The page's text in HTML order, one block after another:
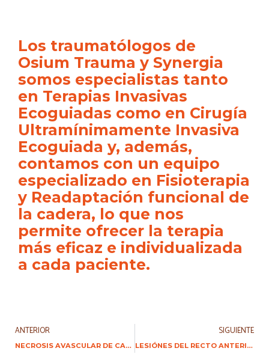
Los traumatólogos de
Osium Trauma y Synergia
somos especialistas tanto
en Terapias Invasivas
Ecoguiadas como en Cirugía
Ultramínimamente Invasiva
Ecoguiada y, además,
contamos con un equipo
especializado en Fisioterapia
y Readaptación funcional de
la cadera, lo que nos
permite ofrecer la terapia
más eficaz e individualizada
a cada paciente.
ANTERIOR
NECROSIS AVASCULAR DE CADERA
SIGUIENTE
LESIÓNES DEL RECTO ANTERIOR